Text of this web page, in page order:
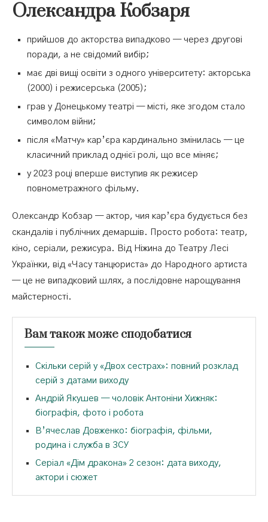
Олександра Кобзаря
прийшов до акторства випадково — через другові
поради, а не свідомий вибір;
має дві вищі освіти з одного університету: акторська
(2000) і режисерська (2005);
грав у Донецькому театрі — місті, яке згодом стало
символом війни;
після «Матчу» кар’єра кардинально змінилась — це
класичний приклад однієї ролі, що все міняє;
у 2023 році вперше виступив як режисер
повнометражного фільму.
Олександр Кобзар — актор, чия кар’єра будується без
скандалів і публічних демаршів. Просто робота: театр,
кіно, серіали, режисура. Від Ніжина до Театру Лесі
Українки, від «Часу танцюриста» до Народного артиста
— це не випадковий шлях, а послідовне нарощування
майстерності.
Вам також може сподобатися
Скільки серій у «Двох сестрах»: повний розклад
серій з датами виходу
Андрій Якушев — чоловік Антоніни Хижняк:
біографія, фото і робота
В’ячеслав Довженко: біографія, фільми,
родина і служба в ЗСУ
Серіал «Дім дракона» 2 сезон: дата виходу,
актори і сюжет